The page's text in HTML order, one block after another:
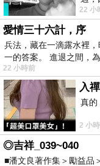
傳授。
隨著太子的長大
有威嚴。
但法師心中也有
的議論
越深奧，劍法越
節的
22 小
愛情三十六計，序
兵法，藏在一滴露水裡
一的答案。 進退之間，
22 小時前
入
真的
2 小
◎吉祥_039~040
■潘文良著作集＞勵益品